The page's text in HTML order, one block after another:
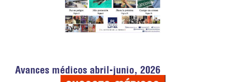
Avances médicos abril-junio, 2026